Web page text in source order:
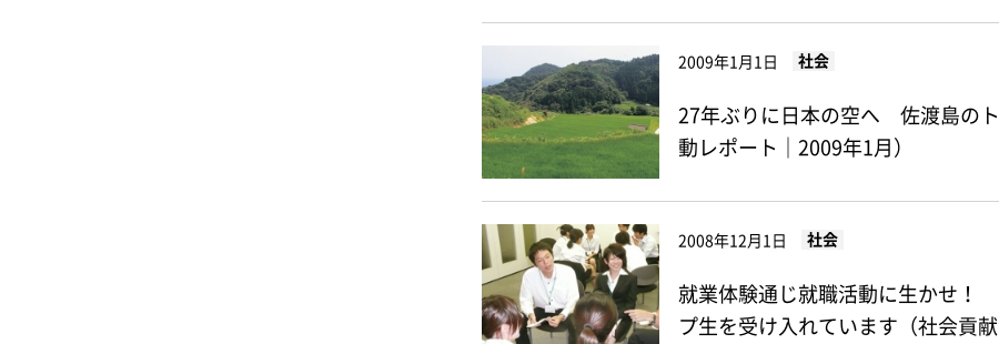
2009年1月1日 社会
27年ぶりに日本の空へ 佐渡島の
動レポート｜2009年1月）
2008年12月1日 社会
就業体験通じ就職活動に生かせ！
プ生を受け入れています（社会貢